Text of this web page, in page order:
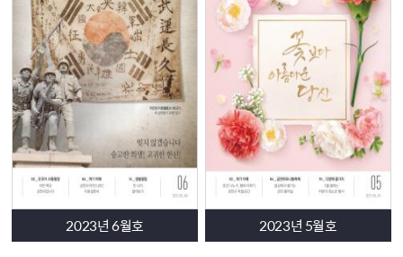
독자마당
○8월호 독자마당 안내( 퀴즈
∵〈금천향기〉소식지 독자기고 홍보
소식지 마지막
○우리 손으로 만드는 마을의 변화 - 2026금천구 주민총회
2023년 6월호 2023년 5월호